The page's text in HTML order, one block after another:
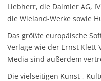
Liebherr, die Daimler AG,
die Wieland-Werke sowie
Das größte europäische
Verlage wie der Ernst Klett
Media sind außerdem
Die vielseitigen Kunst-,